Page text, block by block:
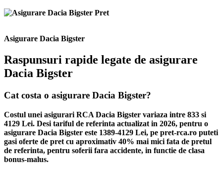
Asigurare Dacia Bigster
Raspunsuri rapide legate de asigurare
Dacia Bigster
Cat costa o asigurare Dacia Bigster?
Costul unei asigurari RCA Dacia Bigster variaza intre 833 si
4129 Lei. Desi tariful de referinta actualizat in 2026, pentru o
asigurare Dacia Bigster este 1389-4129 Lei, pe pret-rca.ro puteti
gasi oferte de pret cu aproximativ 40% mai mici fata de pretul
de referinta, pentru soferii fara accidente, in functie de clasa
bonus-malus.